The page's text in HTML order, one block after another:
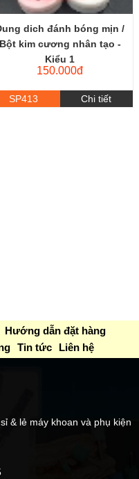
dich đánh bóng mịn /
Bột kim cương nhân tạo -
Kiểu 1
150.000đ
SP413 Chi tiết
Hướng dẫn đặt hàng
Tin tức Liên hệ
& lẻ máy khoan và phụ kiện